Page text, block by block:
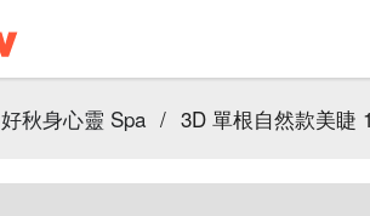
好秋身心靈 Spa / 3D 單根自然款美睫